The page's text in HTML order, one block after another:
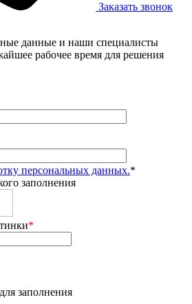
Заказать звонок
данные и наши специалисты
рабочее время для решения
персональных данных.*
заполнения
*
заполнения